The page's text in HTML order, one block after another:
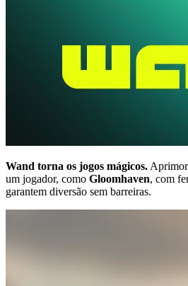
Wand torna os jogos mágicos.
um jogador, como Gloomhaven, com
garantem diversão sem barreiras.